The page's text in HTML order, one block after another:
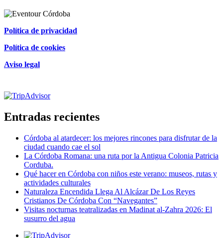
Política de privacidad
Política de cookies
Aviso legal
Entradas recientes
Córdoba al atardecer: los mejores rincones para disfrutar de la
ciudad cuando cae el sol
La Córdoba Romana: una ruta por la Antigua Colonia Patricia
Corduba.
Qué hacer en Córdoba con niños este verano: museos, rutas y
actividades culturales
Naturaleza Encendida Llega Al Alcázar De Los Reyes
Cristianos De Córdoba Con “Navegantes”
Visitas nocturnas teatralizadas en Madinat al-Zahra 2026: El
susurro del agua